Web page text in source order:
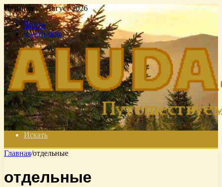
Пятница , 7 Август 2026
Войти
Switch skin
Искать
Главная/отдельные
отдельные